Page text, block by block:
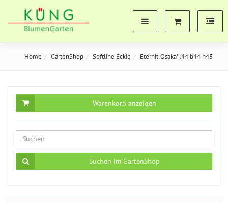
Home GartenShop Softline Eckig Eternit 'Osaka' l44 b44 h45
Warenkorb anzeigen
Suchen im GartenShop